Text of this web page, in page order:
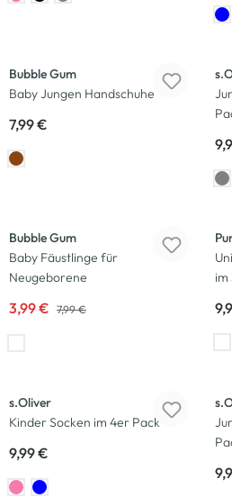
Bubble Gum
Baby Jungen Handschuhe
7,99 €
Bubble Gum
Baby Fäustlinge für
Neugeborene
3,99 € 7,99 €
im
s.Oliver
Kinder Socken im 4er Pack
9,99 €